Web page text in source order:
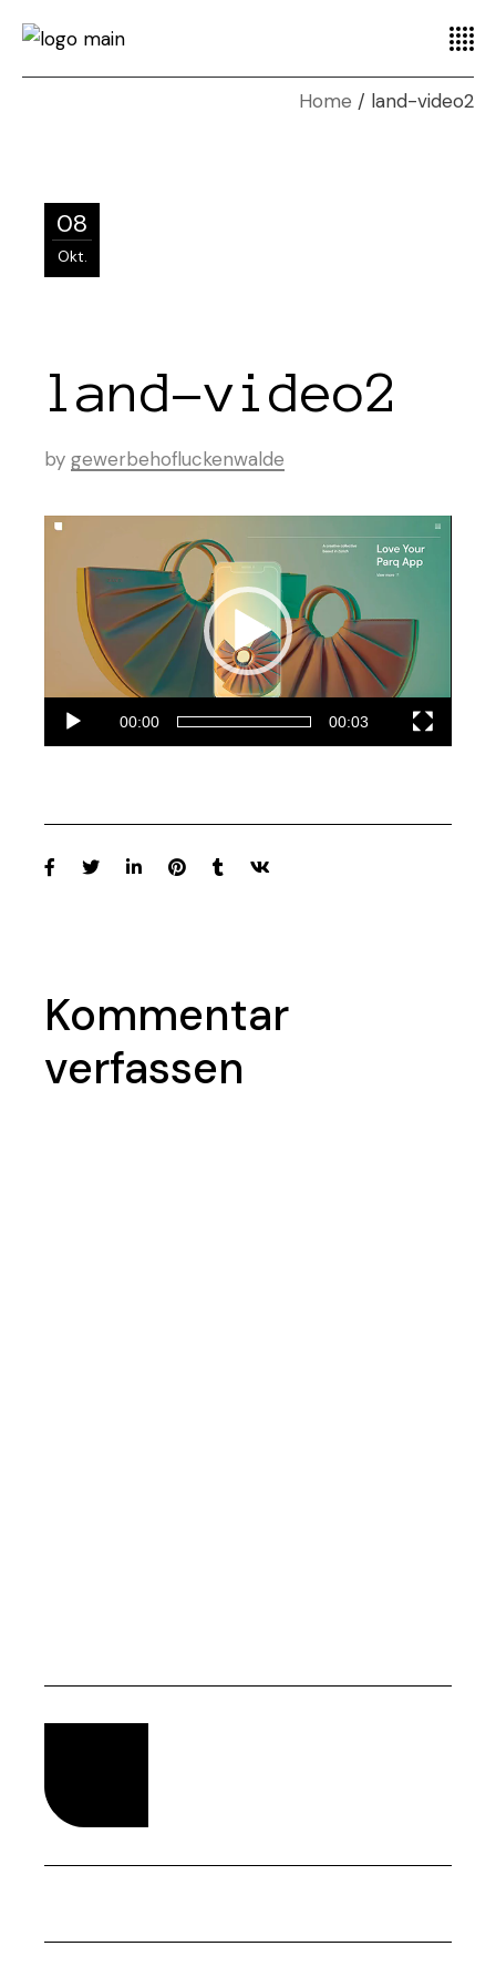
Home land-video2
08
Okt.
land-video2
by gewerbehofluckenwalde
Video-
Player
00:00 00:03
Kommentar
verfassen